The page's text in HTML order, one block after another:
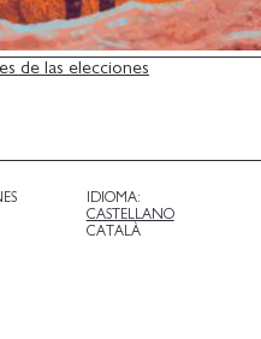
de las elecciones
IDIOMA:
CASTELLANO
CATALÀ